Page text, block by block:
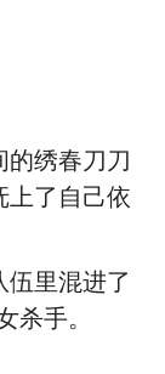
的绣春刀刀
上了自己依
伍里混进了
杀手。